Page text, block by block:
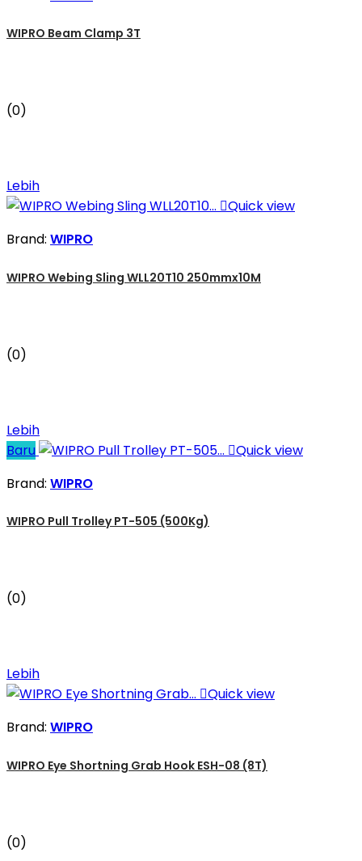
WIPRO Beam Clamp 3T
(0)
Lebih
Quick view
Brand: WIPRO
WIPRO Webing Sling WLL20T10 250mmx10M
(0)
Lebih
Baru
Quick view
Brand: WIPRO
WIPRO Pull Trolley PT-505 (500Kg)
(0)
Lebih
Quick view
Brand: WIPRO
WIPRO Eye Shortning Grab Hook ESH-08 (8T)
(0)